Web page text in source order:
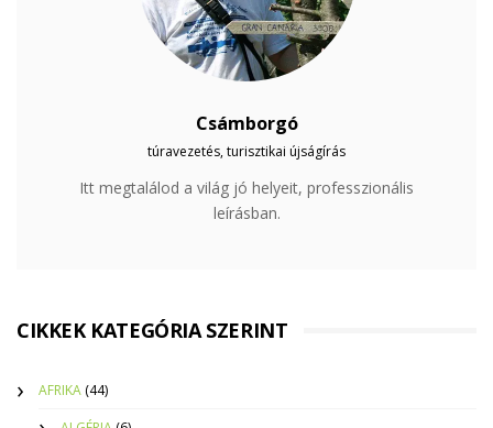
Csámborgó
túravezetés, turisztikai újságírás
Itt megtalálod a világ jó helyeit, professzionális
leírásban.
CIKKEK KATEGÓRIA SZERINT
AFRIKA (44)